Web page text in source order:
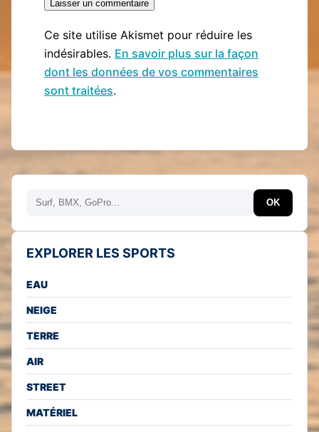
Ce site utilise Akismet pour réduire les
indésirables. En savoir plus sur la façon
dont les données de vos commentaires
sont traitées.
Rechercher OK
EXPLORER LES SPORTS
EAU
NEIGE
TERRE
AIR
STREET
MATÉRIEL